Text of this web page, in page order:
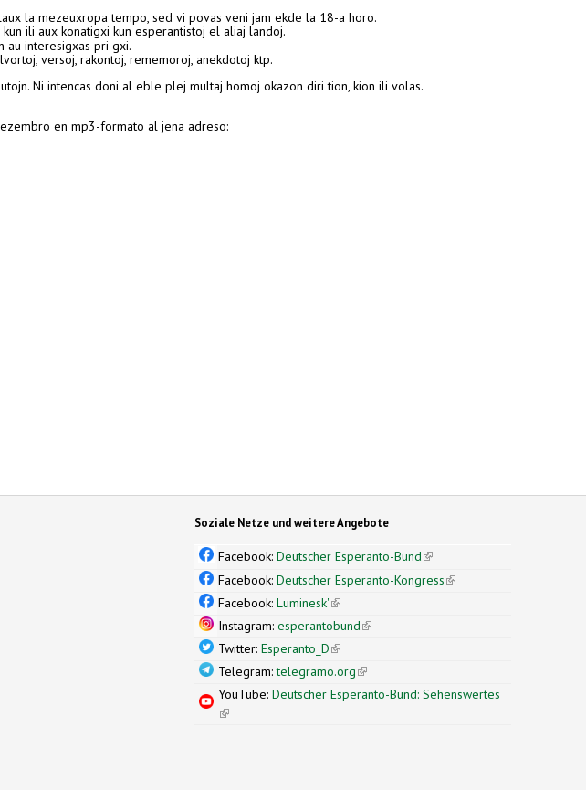
la mezeuxropa tempo, sed vi povas veni jam ekde la 18-a horo.
ili aux konatigxi kun esperantistoj el aliaj landoj.
au interesigxas pri gxi.
versoj, rakontoj, rememoroj, anekdotoj ktp.
Ni intencas doni al eble plej multaj homoj okazon diri tion, kion ili volas.
en mp3-formato al jena adreso:
external)
Soziale Netze und weitere Angebote
Facebook:Deutscher Esperanto-Bund(link is external)
Facebook:Deutscher Esperanto-Kongress(link is external)
Facebook:Luminesk'(link is external)
Instagram:esperantobund(link is external)
Twitter:Esperanto_D(link is external)
Telegram:telegramo.org(link is external)
YouTube:Deutscher Esperanto-Bund: Sehenswertes
(link is external)